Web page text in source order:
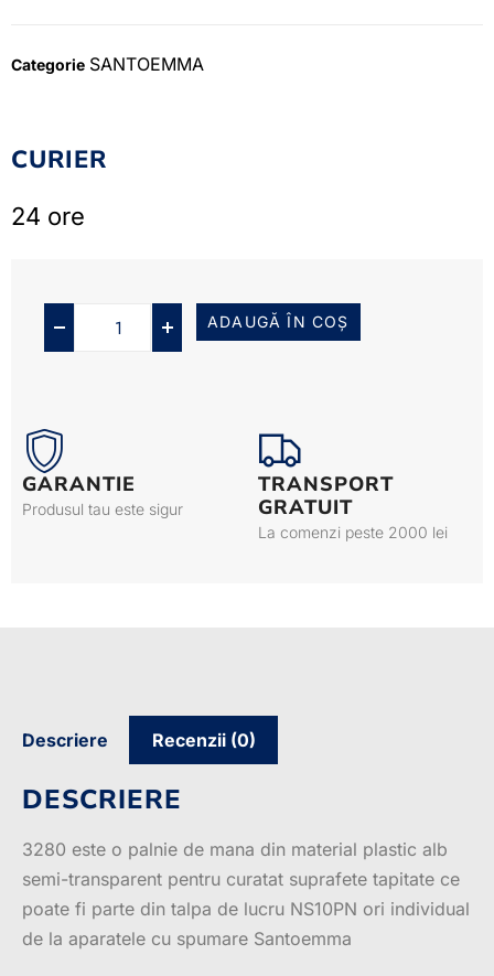
Categorie SANTOEMMA
CURIER
24 ore
ADAUGĂ ÎN COȘ
GARANTIE
Produsul tau este sigur
TRANSPORT
GRATUIT
La comenzi peste 2000 lei
Descriere Recenzii (0)
DESCRIERE
3280 este o palnie de mana din material plastic alb
semi-transparent pentru curatat suprafete tapitate ce
poate fi parte din talpa de lucru NS10PN ori individual
de la aparatele cu spumare Santoemma